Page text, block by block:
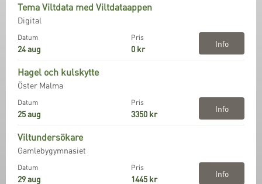
Tema Viltdata med Viltdataappen
Digital
Datum
24 aug
Pris
0 kr Info
Hagel och kulskytte
Öster Malma
Datum
25 aug
Pris
3350 kr Info
Viltundersökare
Gamlebygymnasiet
Datum
29 aug
Pris
1445 kr Info